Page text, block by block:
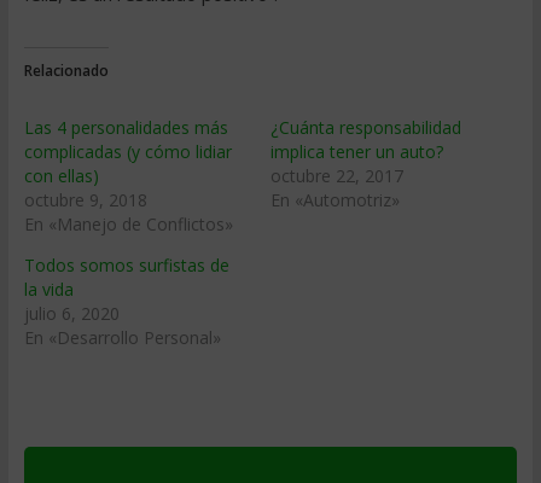
Relacionado
Las 4 personalidades más
complicadas (y cómo lidiar
con ellas)
octubre 9, 2018
En «Manejo de Conflictos»
¿Cuánta responsabilidad
implica tener un auto?
octubre 22, 2017
En «Automotriz»
Todos somos surfistas de
la vida
julio 6, 2020
En «Desarrollo Personal»